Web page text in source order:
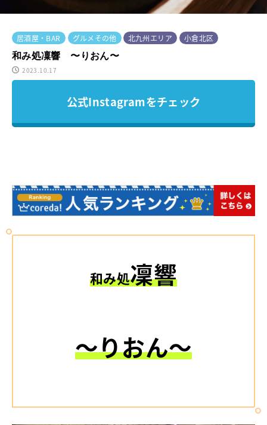
居酒屋・BAR グルメその他 北九州エリア
小倉北区
和み処凜響 〜りおん〜
2023.10.17
公式Instagramをチェック
和み処凜響
〜りおん〜